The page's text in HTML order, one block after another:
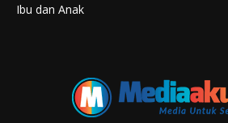
Ibu dan Anak